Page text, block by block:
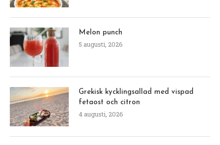
Melon punch
5 augusti, 2026
Grekisk kycklingsallad med vispad
fetaost och citron
4 augusti, 2026